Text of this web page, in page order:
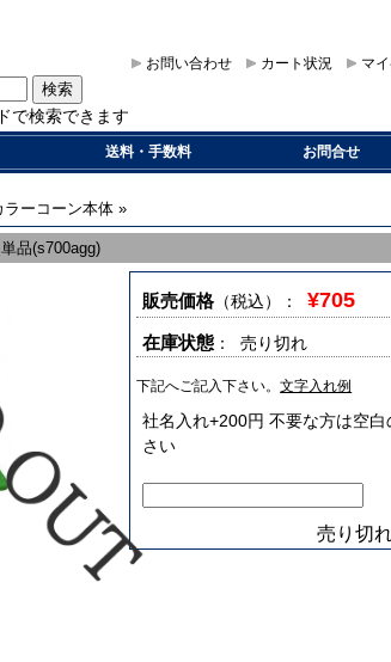
マ
カート状況
お問い合わせ
で検索できます
送料・手数料 お問合せ
ラーコーン本体 »
品(s700agg)
販売価格 （税込） ：¥705
在庫状態 ： 売り切れ
下記へご記入下さい。文字入れ例
社名入れ+200円 不要な方は空
さい
売り切